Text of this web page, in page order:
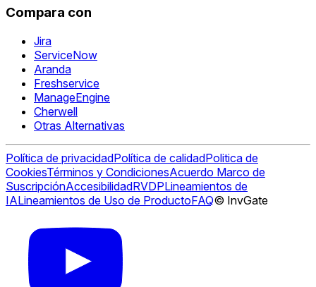
Compara con
Jira
ServiceNow
Aranda
Freshservice
ManageEngine
Cherwell
Otras Alternativas
Política de privacidadPolítica de calidadPolitica de
CookiesTérminos y CondicionesAcuerdo Marco de
SuscripciónAccesibilidadRVDPLineamientos de
IALineamientos de Uso de ProductoFAQ© InvGate